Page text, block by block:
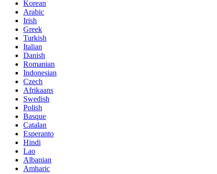
Korean
Arabic
Irish
Greek
Turkish
Italian
Danish
Romanian
Indonesian
Czech
Afrikaans
Swedish
Polish
Basque
Catalan
Esperanto
Hindi
Lao
Albanian
Amharic